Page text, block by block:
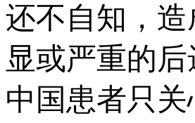
还不自知，造
显或严重的
中国患者只关